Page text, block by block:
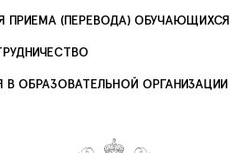
ПРИЕМА (ПЕРЕВОДА) ОБУЧАЮЩИХСЯ
В ОБРАЗОВАТЕЛЬНОЙ ОРГАНИЗАЦИИ